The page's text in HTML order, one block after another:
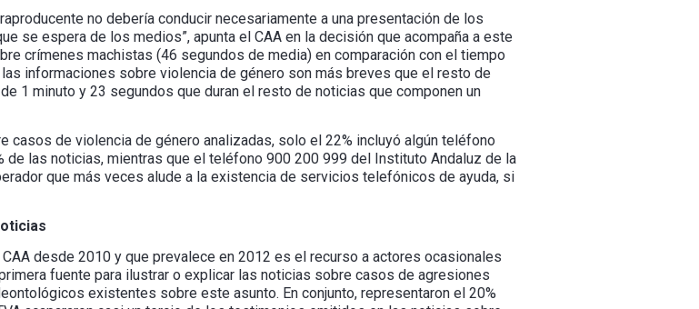
no debería conducir necesariamente a una presentación de los
se espera de los medios”, apunta el CAA en la decisión que acompaña a este
crímenes machistas (46 segundos de media) en comparación con el tiempo
informaciones sobre violencia de género son más breves que el resto de
1 minuto y 23 segundos que duran el resto de noticias que componen un
casos de violencia de género analizadas, solo el 22% incluyó algún teléfono
de las noticias, mientras que el teléfono 900 200 999 del Instituto Andaluz de la
que más veces alude a la existencia de servicios telefónicos de ayuda, si
desde 2010 y que prevalece en 2012 es el recurso a actores ocasionales
fuente para ilustrar o explicar las noticias sobre casos de agresiones
existentes sobre este asunto. En conjunto, representaron el 20%